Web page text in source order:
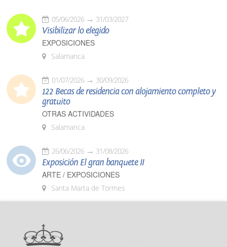
05/06/2026 31/03/2027
Visibilizar lo elegido
EXPOSICIONES
Salamanca
01/07/2026 30/09/2026
122 Becas de residencia con alojamiento completo y
gratuito
OTRAS ACTIVIDADES
Salamanca
26/06/2026 31/08/2026
Exposición El gran banquete II
ARTE / EXPOSICIONES
Santa Marta de Tormes